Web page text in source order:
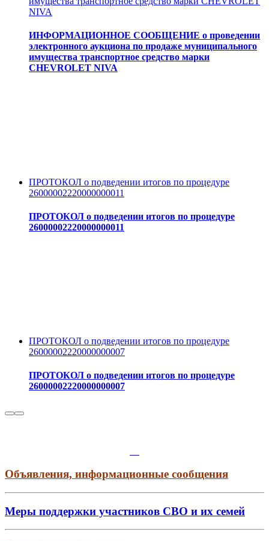
NIVA
ИНФОРМАЦИОННОЕ СООБЩЕНИЕ о проведении
электронного аукциона по продаже муниципального
имущества транспортное средство марки
CHEVROLET NIVA
ПРОТОКОЛ о подведении итогов по процедуре
26000002220000000011
ПРОТОКОЛ о подведении итогов по процедуре
26000002220000000011
ПРОТОКОЛ о подведении итогов по процедуре
26000002220000000007
ПРОТОКОЛ о подведении итогов по процедуре
26000002220000000007
Объявления, информационные сообщения
Меры поддержки участников СВО и их семей